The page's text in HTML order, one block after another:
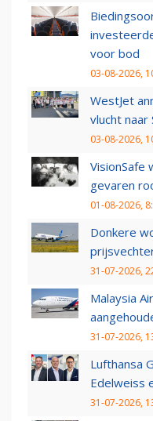
voor bod
03-08-2026,
WestJet
vlucht naar
03-08-2026,
VisionSafe
gevaren
01-08-2026,
Donkere
31-07-2026,
Malaysia
31-07-2026,
Lufthansa
Edelweiss
31-07-2026,